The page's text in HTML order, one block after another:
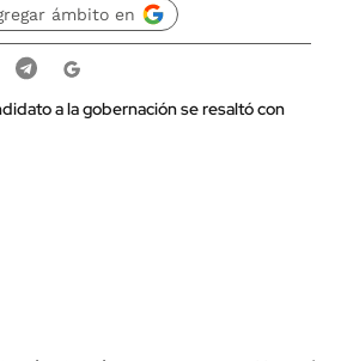
ámbito en
a la gobernación se resaltó con